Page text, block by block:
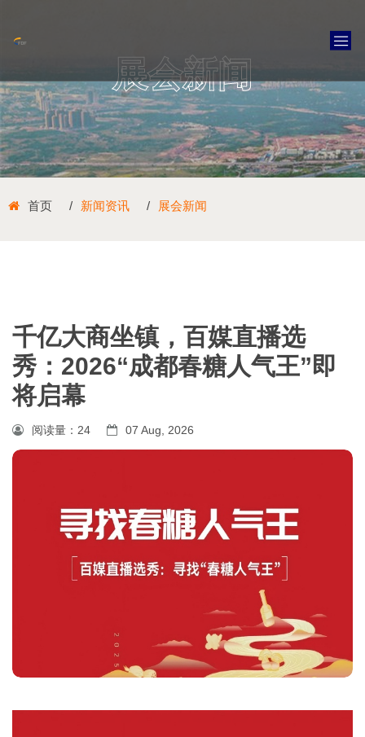
展会新闻
首页 新闻资讯 展会新闻
千亿大商坐镇，百媒直播选
秀：2026“成都春糖人气王”即
将启幕
阅读量： 24 07 Aug, 2026